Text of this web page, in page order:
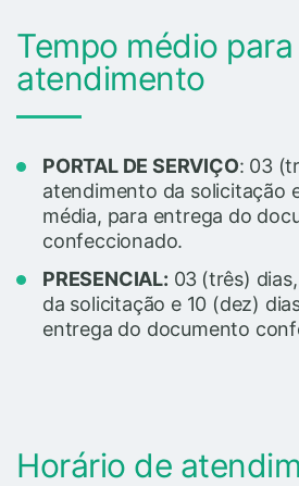
Tempo médio para
atendimento
PORTAL DE SERVIÇO: 03
atendimento da solicitação
média, para entrega do
confeccionado.
PRESENCIAL: 03 (três)
da solicitação e 10 (dez)
entrega do documento
Horário de